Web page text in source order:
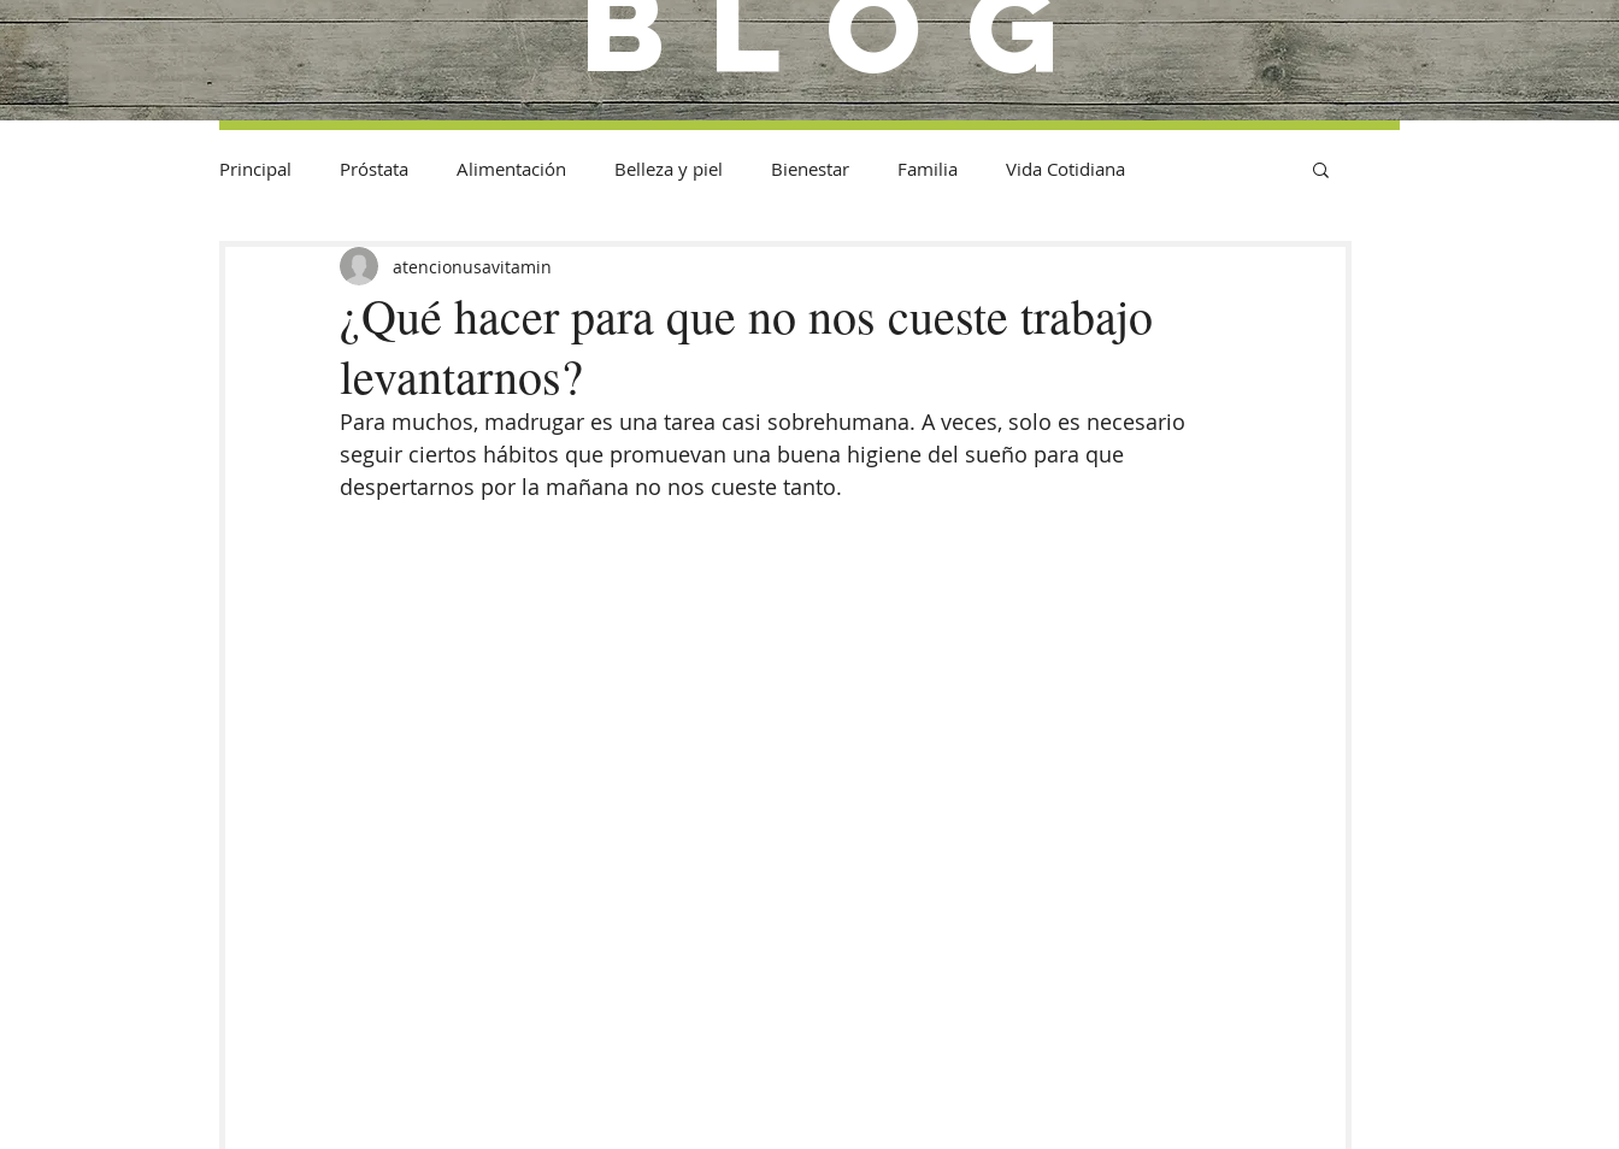
Principal Próstata Alimentación Belleza y piel Bienestar Familia Vida Cotidiana
Datos Curiosos
¿Qué hacer para que no nos cueste trabajo
levantarnos?
atencionusavitamin
Para muchos, madrugar es una tarea casi sobrehumana. A veces, solo es necesario
seguir ciertos hábitos que promuevan una buena higiene del sueño para que
despertarnos por la mañana no nos cueste tanto.